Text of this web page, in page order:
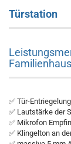
Türstation
Familienhaus
✅ Tür-
✅ Lautstärke der
✅ Mikrofon
✅ Klingelton an